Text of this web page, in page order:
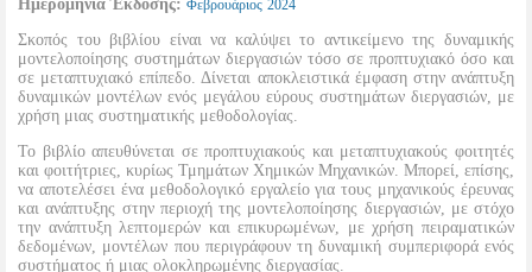
Ημερομηνία Έκδοσης: Φεβρουάριος 2024
Σκοπός του βιβλίου είναι να καλύψει το αντικείμενο της δυναμικής
μοντελοποίησης συστημάτων διεργασιών τόσο σε προπτυχιακό όσο και
σε μεταπτυχιακό επίπεδο. Δίνεται αποκλειστικά έμφαση στην ανάπτυξη
δυναμικών μοντέλων ενός μεγάλου εύρους συστημάτων διεργασιών, με
χρήση μιας συστηματικής μεθοδολογίας.
Το βιβλίο απευθύνεται σε προπτυχιακούς και μεταπτυχιακούς φοιτητές
και φοιτήτριες, κυρίως Τμημάτων Χημικών Μηχανικών. Μπορεί, επίσης,
να αποτελέσει ένα μεθοδολογικό εργαλείο για τους μηχανικούς έρευνας
και ανάπτυξης στην περιοχή της μοντελοποίησης διεργασιών, με στόχο
την ανάπτυξη λεπτομερών και επικυρωμένων, με χρήση πειραματικών
δεδομένων, μοντέλων που περιγράφουν τη δυναμική συμπεριφορά ενός
συστήματος ή μιας ολοκληρωμένης διεργασίας.